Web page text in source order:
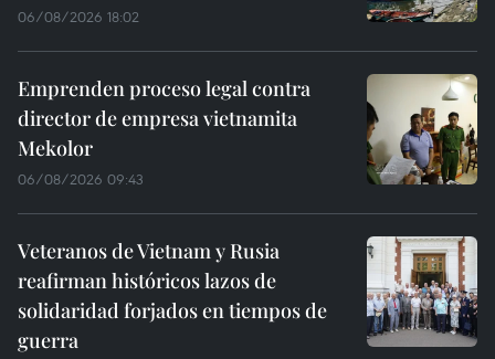
06/08/2026 18:02
Emprenden proceso legal contra
director de empresa vietnamita
Mekolor
06/08/2026 09:43
Veteranos de Vietnam y Rusia
reafirman históricos lazos de
solidaridad forjados en tiempos de
guerra